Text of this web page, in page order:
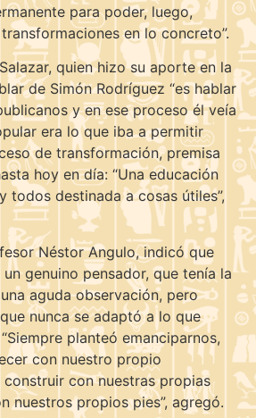
para poder, luego,
en lo concreto”.
quien hizo su aporte en la
de Simón Rodríguez “es hablar
y en ese proceso él veía
era lo que iba a permitir
de transformación, premisa
hoy en día: “Una educación
todos destinada a cosas útiles”,
Néstor Angulo, indicó que
genuino pensador, que tenía la
aguda observación, pero
nunca se adaptó a lo que
planteó emanciparnos,
con nuestro propio
con nuestras propias
nuestros propios pies”, agregó.